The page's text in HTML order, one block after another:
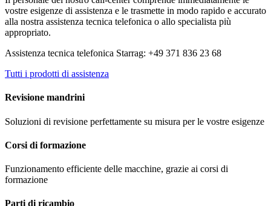
vostre esigenze di assistenza e le trasmette in modo rapido e accurato
alla nostra assistenza tecnica telefonica o allo specialista più
appropriato.
Assistenza tecnica telefonica Starrag: +49 371 836 23 68
Tutti i prodotti di assistenza
Revisione mandrini
Soluzioni di revisione perfettamente su misura per le vostre esigenze
Corsi di formazione
Funzionamento efficiente delle macchine, grazie ai corsi di
formazione
Parti di ricambio